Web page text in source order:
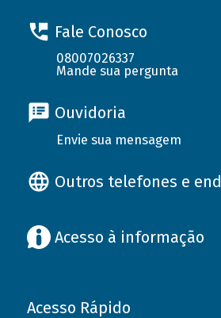
Fale Conosco
08007026337
Mande sua pergunta
Ouvidoria
Envie sua mensagem
Outros telefones e
Acesso à informação
Acesso Rápido